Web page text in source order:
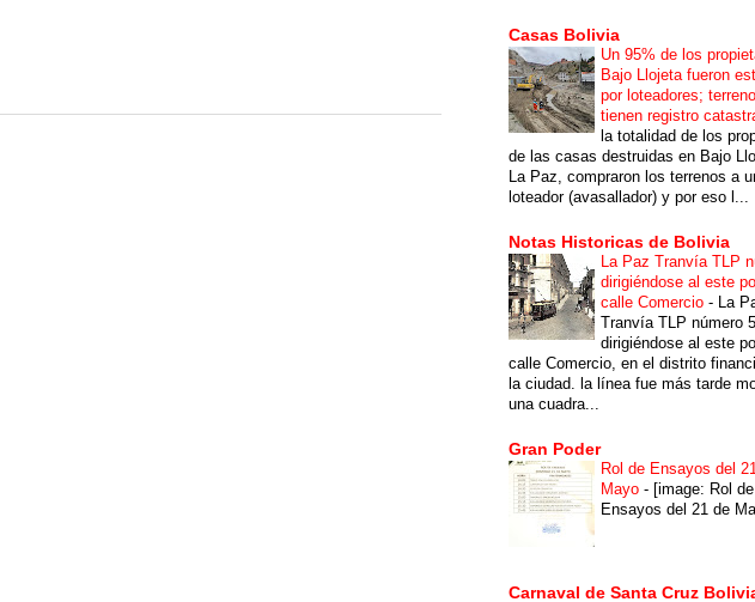
Casas Bolivia
Un 95% de los
Bajo Llojeta fueron
por loteadores;
tienen registro
la totalidad de los
de las casas destruidas en Bajo
La Paz, compraron los terrenos a
loteador (avasallador) y por eso l...
Notas Historicas de Bolivia
La Paz Tranvía TLP
dirigiéndose al este
calle Comercio - La
Tranvía TLP número 5
dirigiéndose al este
calle Comercio, en el distrito
la ciudad. la línea fue más tarde
una cuadra...
Gran Poder
Rol de Ensayos del
Mayo - [image: Rol de
Ensayos del 21 de
Carnaval de Santa Cruz